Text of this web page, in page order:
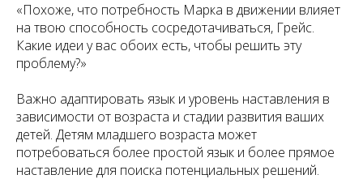
«Похоже, что потребность Марка в движении влияет
на твою способность сосредотачиваться, Грейс.
Какие идеи у вас обоих есть, чтобы решить эту
проблему?»
Важно адаптировать язык и уровень наставления в
зависимости от возраста и стадии развития ваших
детей. Детям младшего возраста может
потребоваться более простой язык и более прямое
наставление для поиска потенциальных решений.